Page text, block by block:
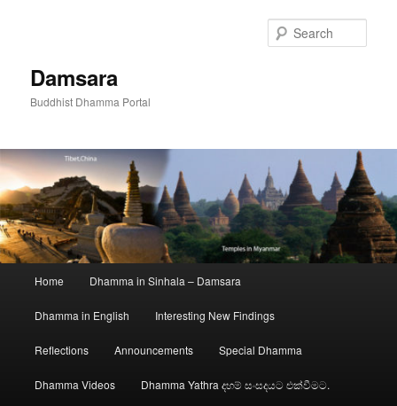
Damsara
Buddhist Dhamma Portal
Home Dhamma in Sinhala – Damsara
Dhamma in English Interesting New Findings
Reflections Announcements Special Dhamma
Dhamma Videos Dhamma Yathra දහම් සංසදයට එක්වීමට.